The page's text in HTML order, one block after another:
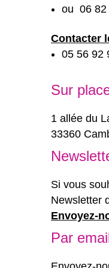
ou 06 82
Contacter
05 56 92
Sur
1 allée du
33360
Si vous
Newsletter
Envoyez-
Par